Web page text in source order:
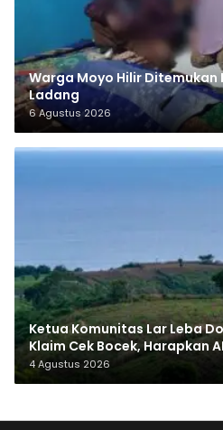
Warga Moyo Hilir Ditemukan
Ladang
6 Agustus 2026
Ketua Komunitas Lar Leba
Klaim Cek Bocek, Harapkan
Makam Leluhur
4 Agustus 2026